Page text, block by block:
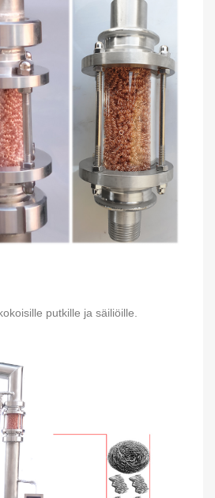
putkille ja säiliöille.